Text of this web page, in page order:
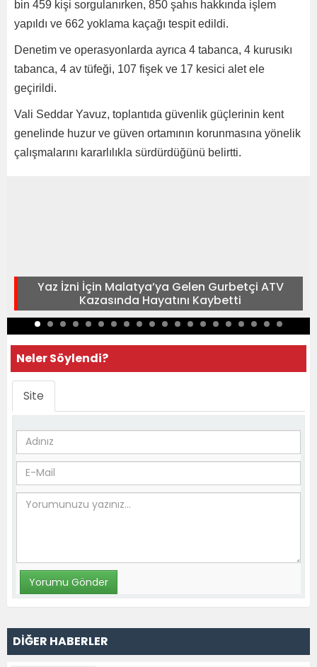
bin 459 kişi sorgulanırken, 850 şahıs hakkında işlem
yapıldı ve 662 yoklama kaçağı tespit edildi.
Denetim ve operasyonlarda ayrıca 4 tabanca, 4 kurusıkı
tabanca, 4 av tüfeği, 107 fişek ve 17 kesici alet ele
geçirildi.
Vali Seddar Yavuz, toplantıda güvenlik güçlerinin kent
genelinde huzur ve güven ortamının korunmasına yönelik
çalışmalarını kararlılıkla sürdürdüğünü belirtti.
Yaz İzni İçin Malatya’ya Gelen Gurbetçi ATV
Kazasında Hayatını Kaybetti
Neler Söylendi?
Site
DİĞER HABERLER